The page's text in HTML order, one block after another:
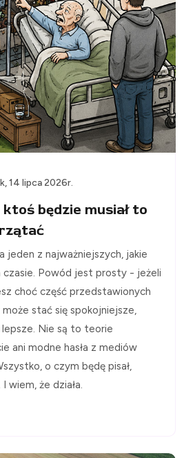
14 lipca 2026r.
będzie musiał to
jeden z najważniejszych, jakie
czasie. Powód jest prosty - jeżeli
choć część przedstawionych
stać się spokojniejsze,
Nie są to teorie
ani modne hasła z mediów
o czym będę pisał,
wiem, że działa.